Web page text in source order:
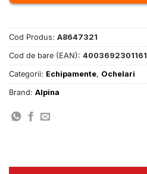
Cod Produs: A8647321
Cod de bare (EAN): 4003692301161
Categorii: Echipamente, Ochelari
Brand: Alpina